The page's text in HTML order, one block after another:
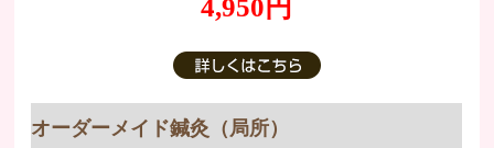
4,950円
オーダーメイド鍼灸（局所）